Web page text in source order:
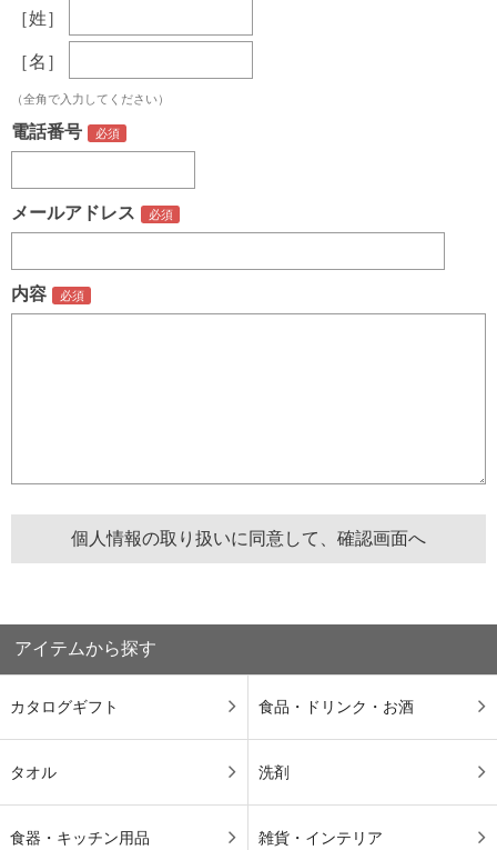
［姓］
［名］
（全角で入力してください）
電話番号
メールアドレス
内容
アイテムから探す
カタログギフト 食品・ドリンク・お酒
タオル 洗剤
食器・キッチン用品 雑貨・インテリア